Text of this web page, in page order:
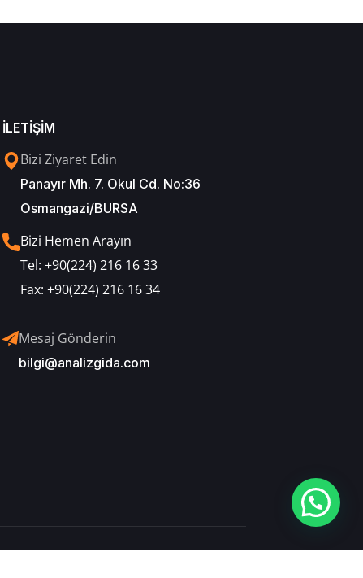
İLETİŞİM
Bizi Ziyaret Edin
Panayır Mh. 7. Okul Cd. No:36
Osmangazi/BURSA
Bizi Hemen Arayın
Tel: +90(224) 216 16 33
Fax: +90(224) 216 16 34
Mesaj Gönderin
bilgi@analizgida.com